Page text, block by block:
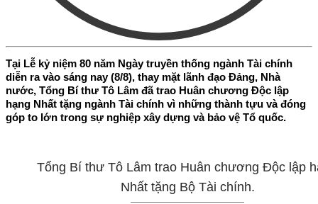
Tại Lễ kỷ niệm 80 năm Ngày truyền thống ngành Tài chính
diễn ra vào sáng nay (8/8), thay mặt lãnh đạo Đảng, Nhà
nước, Tổng Bí thư Tô Lâm đã trao Huân chương Độc lập
hạng Nhất tặng ngành Tài chính vì những thành tựu và đóng
góp to lớn trong sự nghiệp xây dựng và bảo vệ Tổ quốc.
Tổng Bí thư Tô Lâm trao Huân chương Độc lập
Nhất tặng Bộ Tài chính.